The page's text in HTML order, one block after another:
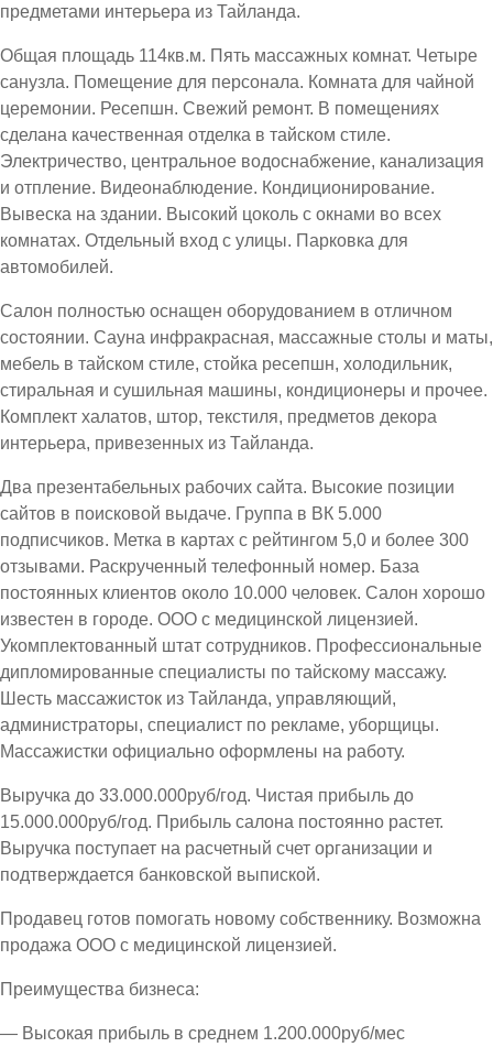
предметами интерьера из Тайланда.
Общая площадь 114кв.м. Пять массажных комнат. Четыре
санузла. Помещение для персонала. Комната для чайной
церемонии. Ресепшн. Свежий ремонт. В помещениях
сделана качественная отделка в тайском стиле.
Электричество, центральное водоснабжение, канализация
и отпление. Видеонаблюдение. Кондиционирование.
Вывеска на здании. Высокий цоколь с окнами во всех
комнатах. Отдельный вход с улицы. Парковка для
автомобилей.
Салон полностью оснащен оборудованием в отличном
состоянии. Сауна инфракрасная, массажные столы и маты,
мебель в тайском стиле, стойка ресепшн, холодильник,
стиральная и сушильная машины, кондиционеры и прочее.
Комплект халатов, штор, текстиля, предметов декора
интерьера, привезенных из Тайланда.
Два презентабельных рабочих сайта. Высокие позиции
сайтов в поисковой выдаче. Группа в ВК 5.000
подписчиков. Метка в картах с рейтингом 5,0 и более 300
отзывами. Раскрученный телефонный номер. База
постоянных клиентов около 10.000 человек. Салон хорошо
известен в городе. ООО с медицинской лицензией.
Укомплектованный штат сотрудников. Профессиональные
дипломированные специалисты по тайскому массажу.
Шесть массажисток из Тайланда, управляющий,
администраторы, специалист по рекламе, уборщицы.
Массажистки официально оформлены на работу.
Выручка до 33.000.000руб/год. Чистая прибыль до
15.000.000руб/год. Прибыль салона постоянно растет.
Выручка поступает на расчетный счет организации и
подтверждается банковской выпиской.
Продавец готов помогать новому собственнику. Возможна
продажа ООО с медицинской лицензией.
Преимущества бизнеса:
— Высокая прибыль в среднем 1.200.000руб/мес